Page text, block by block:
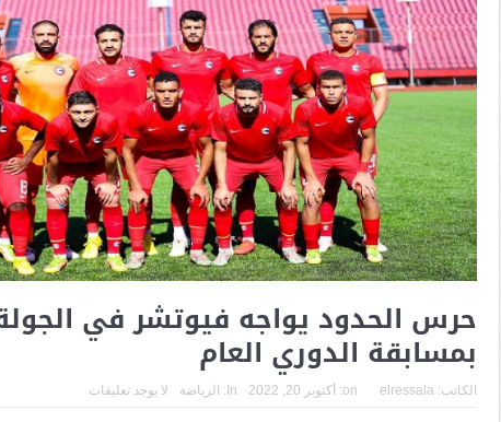
حرس الحدود يواجه فيوتشر في
بمسابقة الدوري العام
الكاتب: elressala
on: أكتوبر 20, 2022 In: الرياضة لا يوجد تعليقات